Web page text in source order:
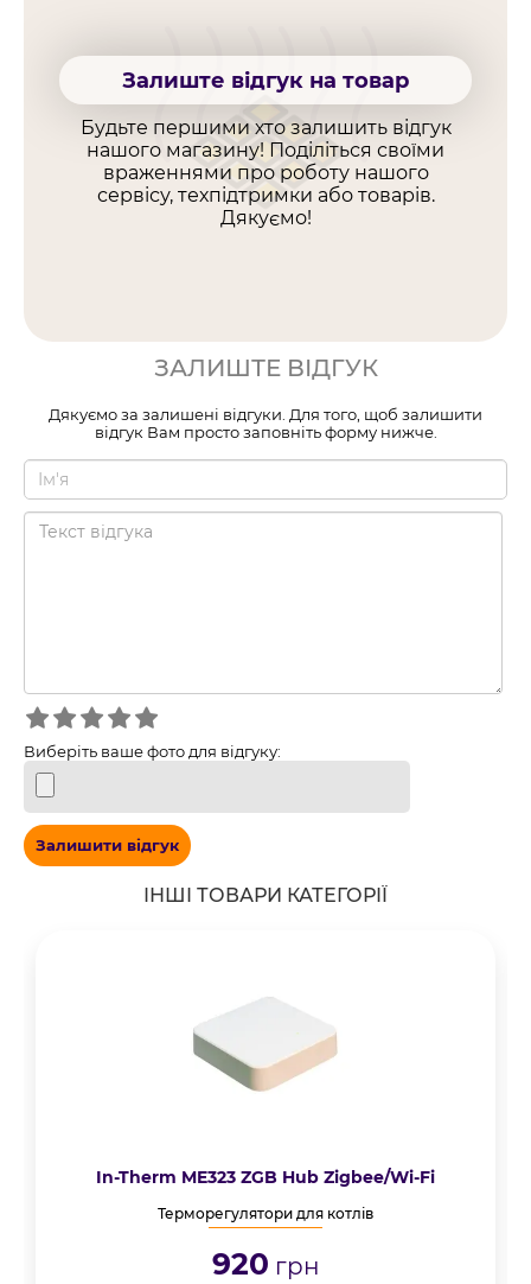
Залиште відгук на товар
Будьте першими хто залишить відгук
нашого магазину! Поділіться своїми
враженнями про роботу нашого
сервісу, техпідтримки або товарів.
Дякуємо!
ЗАЛИШТЕ ВІДГУК
Дякуємо за залишені відгуки. Для того, щоб залишити
відгук Вам просто заповніть форму нижче.
Виберіть ваше фото для відгуку:
Залишити відгук
ІНШІ ТОВАРИ КАТЕГОРІЇ
In-Therm ME323 ZGB Hub Zigbee/Wi-Fi
Терморегулятори для котлів
920 грн